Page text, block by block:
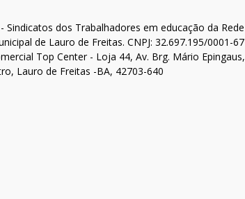
- Sindicatos dos Trabalhadores em educação da Rede
de Lauro de Freitas. CNPJ: 32.697.195/0001-67
Top Center - Loja 44, Av. Brg. Mário Epingaus,
Lauro de Freitas -BA, 42703-640